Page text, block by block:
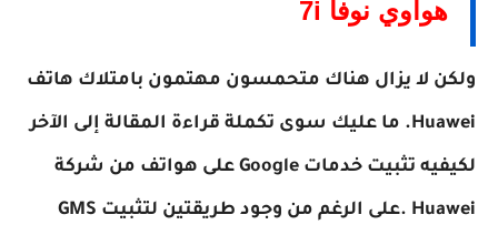
هواوي نوفا 7i
ولكن لا يزال هناك متحمسون مهتمون بامتلاك هاتف
Huawei. ما عليك سوى تكملة قراءة المقالة إلى الآخر
لكيفيه تثبيت خدمات Google على هواتف من شركة
Huawei . على الرغم من وجود طريقتين لتثبيت GMS